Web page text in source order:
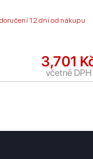
12 dní od nákupu
3,701
včetně DPH